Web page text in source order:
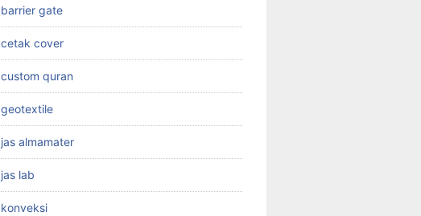
barrier gate
cetak cover
custom quran
geotextile
jas almamater
jas lab
konveksi